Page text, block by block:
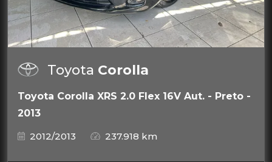
Toyota Corolla
Toyota Corolla XRS 2.0 Flex 16V Aut. - Preto -
2013
2012/2013
237.918 km